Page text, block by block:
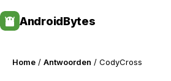
to
content
AndroidBytes
Home / Antwoorden / CodyCross